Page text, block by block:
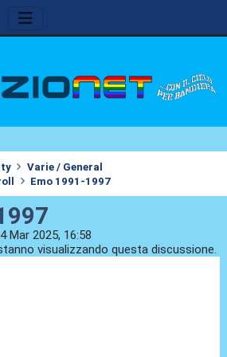
Varie / General
Emo 1991-1997
Mar 2025, 16:58
visualizzando questa discussione.